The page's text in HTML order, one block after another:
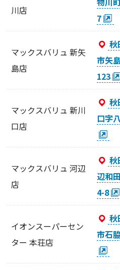
川店
7
マックスバリュ 新矢
島店
秋
市矢
123
マックスバリュ 新川
口店
秋
口字
マックスバリュ 河辺
店
秋
辺和
4-8
イオンスーパーセン
ター 本荘店
秋
市石